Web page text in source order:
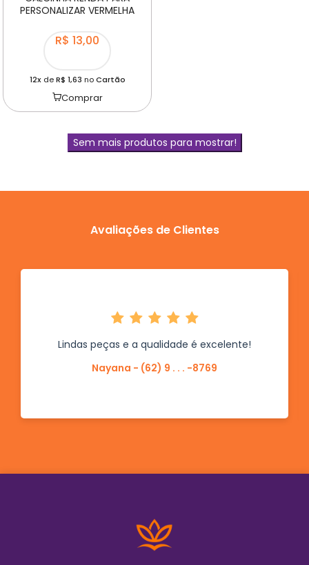
PERSONALIZAR VERMELHA
R$ 13,00
12xdeR$ 1,63 noCartão
Comprar
Sem mais produtos para mostrar!
Avaliações de Clientes
Lindas peças e a qualidade é excelente!
Nayana - (62) 9 . . . -8769